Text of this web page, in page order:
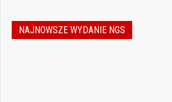
NAJNOWSZE WYDANIE NGS